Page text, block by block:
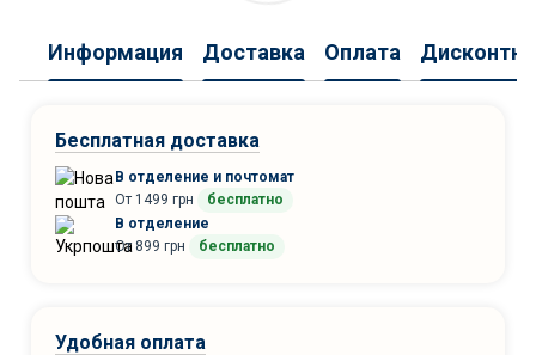
Информация Доставка Оплата
Бесплатная доставка
В отделение и почтомат
От 1499 грн
бесплатно
В отделение
От 899 грн
бесплатно
Удобная оплата